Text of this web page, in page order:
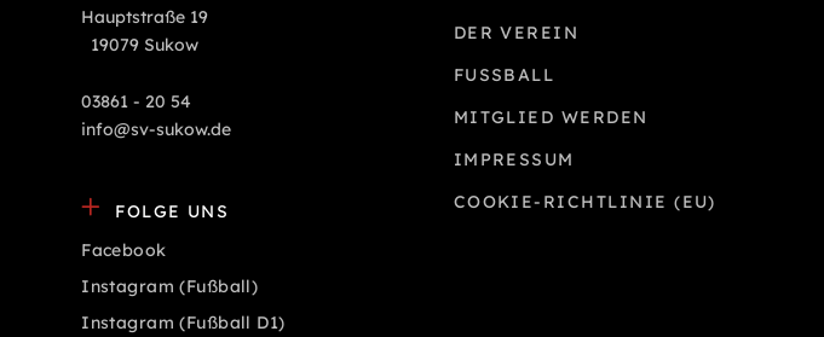
Hauptstraße 19
19079 Sukow
03861 - 20 54
info@sv-sukow.de
FOLGE UNS
Facebook
Instagram (Fußball)
Instagram (Fußball D1)
DER VEREIN
FUSSBALL
MITGLIED WERDEN
IMPRESSUM
COOKIE-RICHTLINIE (EU)